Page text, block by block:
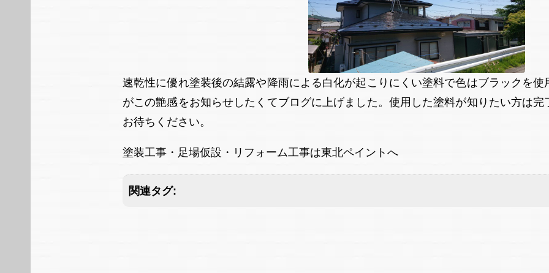
速乾性に優れ塗装後の結露や降雨による白化が起こりにくい塗料で色はブラックを
がこの艶感をお知らせしたくてブログに上げました。使用した塗料が知りたい方は
お待ちください。
塗装工事・足場仮設・リフォーム工事は東北ペイントへ
関連タグ: